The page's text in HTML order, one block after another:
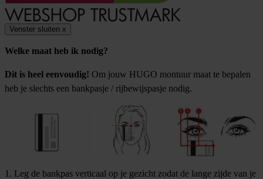
Venster sluiten x
Welke maat heb ik nodig?
Dit is heel eenvoudig! Om jouw HUGO montuur maat te bepalen
heb je slechts een bankpasje / rijbewijspasje nodig.
1. Leg de bankpas verticaal op je gezicht zodat de lange zijde van je